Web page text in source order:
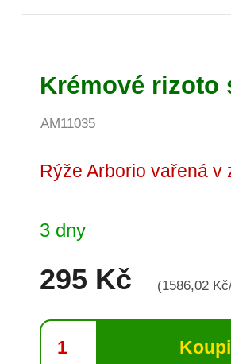
Krémové rizoto
AM11035
Rýže Arborio vařená v
3 dny
295 Kč (1586,02